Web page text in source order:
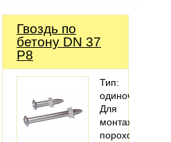
Гвоздь по
бетону DN 37
P8
Тип:
одиночные;
Для
монтажных
пороховых